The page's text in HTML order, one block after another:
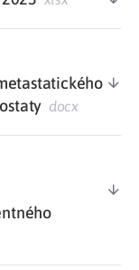
docx